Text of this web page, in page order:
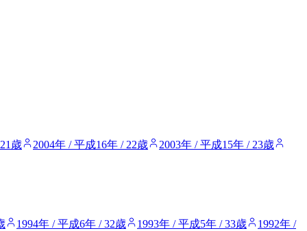
歳 2004年 / 平成16年 / 22歳 2003年 / 平成15年 / 23歳
1994年 / 平成6年 / 32歳 1993年 / 平成5年 / 33歳 1992年 /